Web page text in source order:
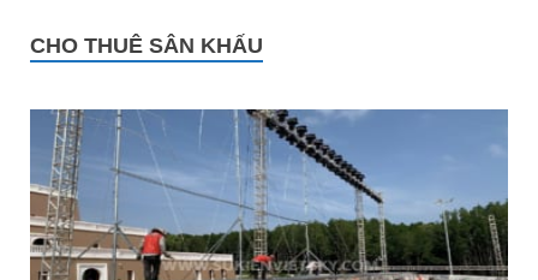
CHO THUÊ SÂN KHẤU